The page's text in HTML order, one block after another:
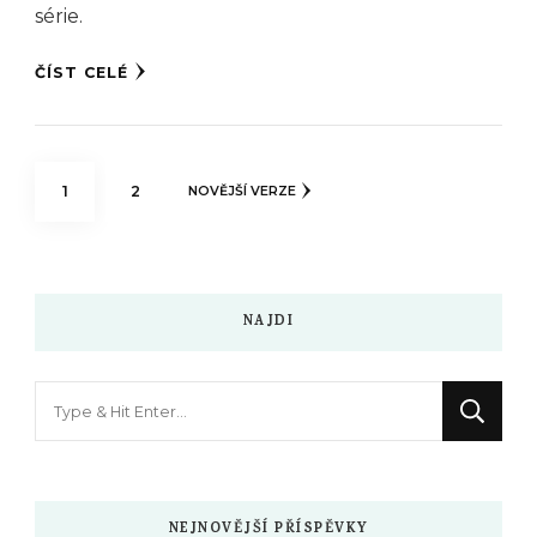
série.
ČÍST CELÉ
Stránkování
STRÁNKA
1 STRÁNKA
2 NOVĚJŠÍ VERZE
NAJDI
NEJNOVĚJŠÍ PŘÍSPĚVKY